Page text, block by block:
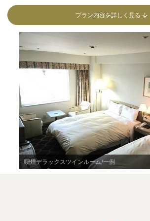
プラン内容を詳しく見る
喫煙デラックスツインルーム/一例